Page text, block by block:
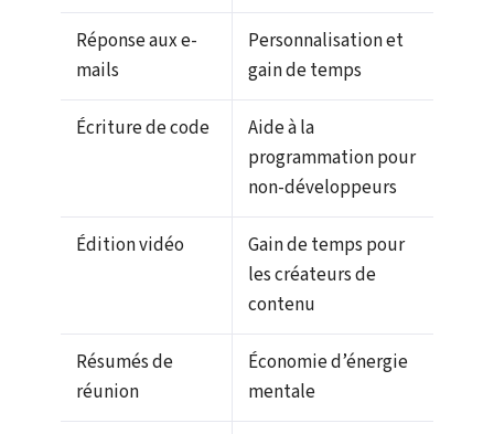
Réponse aux e-
mails
Personnalisation et
gain de temps
Écriture de code
Aide à la
programmation pour
non-développeurs
Édition vidéo
Gain de temps pour
les créateurs de
contenu
Résumés de
réunion
Économie d’énergie
mentale